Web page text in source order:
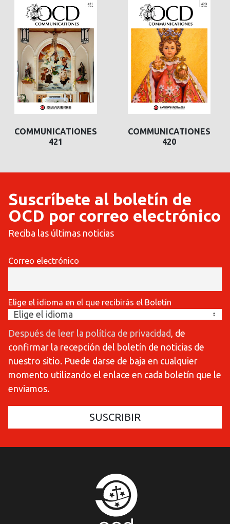
COMMUNICATIONES
421
COMMUNICATIONES
420
Suscríbete al boletín de
OCD por correo electrónico
Reciba las últimas noticias
Correo electrónico
Elige el idioma en el que recibirás el Boletín
Después de leer la política de privacidad , de
confirmar la recepción del boletín de noticias de
nuestro sitio. Puede darse de baja en cualquier
momento utilizando el enlace en cada boletín que le
enviamos.